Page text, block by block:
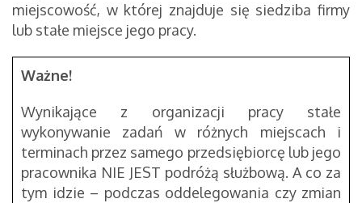
miejscowość, w której znajduje się siedziba firmy
lub stałe miejsce jego pracy.
Ważne!
Wynikające z organizacji pracy stałe
wykonywanie zadań w różnych miejscach i
terminach przez samego przedsiębiorcę lub jego
pracownika NIE JEST podróżą służbową. A co za
tym idzie – podczas oddelegowania czy zmian